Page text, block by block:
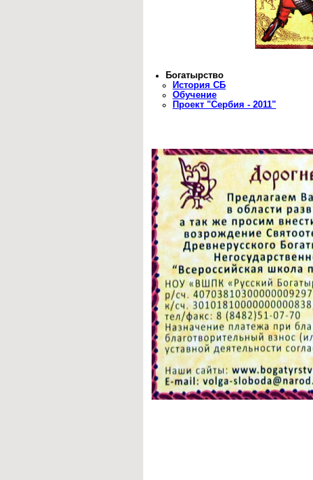
Богатырство
История СБ
Обучение
Проект "Сербия - 2011"